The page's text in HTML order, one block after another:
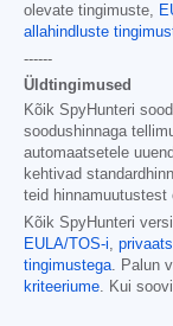
olevate tingimuste,
allahindluste
------
Üldtingimused
Kõik SpyHunteri
soodushinnaga
automaatsetele
kehtivad
teid hinnamuutustest
Kõik SpyHunteri
EULA/TOS-i
tingimustega . Palun
kriteeriume . Kui